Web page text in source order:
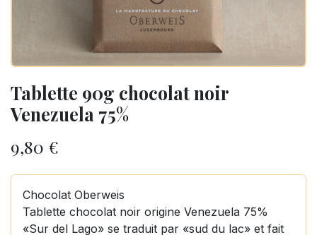
Tablette 90g chocolat noir
Venezuela 75%
9,80 €
Chocolat Oberweis
Tablette chocolat noir origine Venezuela 75%
«Sur del Lago» se traduit par «sud du lac» et fait